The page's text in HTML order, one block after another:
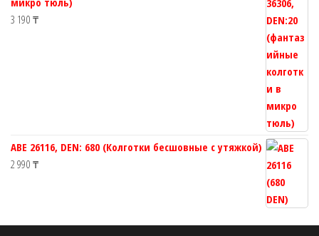
3 190 ₸
ABE 26116, DEN: 680 (Колготки бесшовные с утяжкой)
2 990 ₸